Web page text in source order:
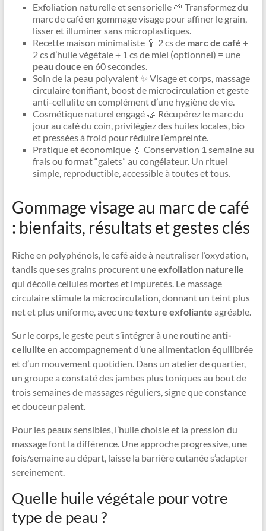
Exfoliation naturelle et sensorielle 🌱 Transformez du
marc de café en gommage visage pour affiner le grain,
lisser et illuminer sans microplastiques.
Recette maison minimaliste 🥄 2 cs de marc de café +
2 cs d’huile végétale + 1 cs de miel (optionnel) = une
peau douce en 60 secondes.
Soin de la peau polyvalent ✨ Visage et corps, massage
circulaire tonifiant, boost de microcirculation et geste
anti-cellulite en complément d’une hygiène de vie.
Cosmétique naturel engagé 🤝 Récupérez le marc du
jour au café du coin, privilégiez des huiles locales, bio
et pressées à froid pour réduire l’empreinte.
Pratique et économique 💧 Conservation 1 semaine au
frais ou format “galets” au congélateur. Un rituel
simple, reproductible, accessible à toutes et tous.
Gommage visage au marc de café
: bienfaits, résultats et gestes clés
Riche en polyphénols, le café aide à neutraliser l’oxydation,
tandis que ses grains procurent uneexfoliation naturelle
qui décolle cellules mortes et impuretés. Le massage
circulaire stimule la microcirculation, donnant un teint plus
net et plus uniforme, avec unetexture exfoliante agréable.
Sur le corps, le geste peut s’intégrer à une routineanti-
cellulite en accompagnement d’une alimentation équilibrée
et d’un mouvement quotidien. Dans un atelier de quartier,
un groupe a constaté des jambes plus toniques au bout de
trois semaines de massages réguliers, signe que constance
et douceur paient.
Pour les peaux sensibles, l’huile choisie et la pression du
massage font la différence. Une approche progressive, une
fois/semaine au départ, laisse la barrière cutanée s’adapter
sereinement.
Quelle huile végétale pour votre
type de peau ?